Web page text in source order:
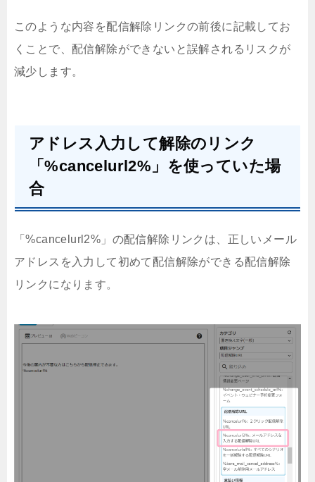
このような内容を配信解除リンクの前後に記載してお
くことで、配信解除ができないと誤解されるリスクが
減少します。
アドレス入力して解除のリンク
「%cancelurl2%」を使っていた場
合
「%cancelurl2%」の配信解除リンクは、正しいメール
アドレスを入力して初めて配信解除ができる配信解除
リンクになります。